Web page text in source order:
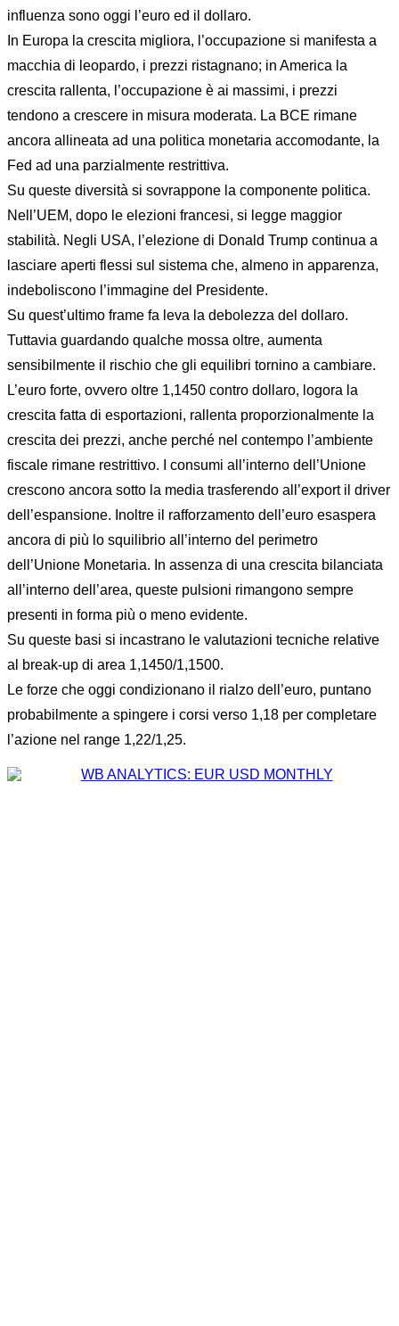
influenza sono oggi l’euro ed il dollaro.
In Europa la crescita migliora, l’occupazione si manifesta a
macchia di leopardo, i prezzi ristagnano; in America la
crescita rallenta, l’occupazione è ai massimi, i prezzi
tendono a crescere in misura moderata. La BCE rimane
ancora allineata ad una politica monetaria accomodante, la
Fed ad una parzialmente restrittiva.
Su queste diversità si sovrappone la componente politica.
Nell’UEM, dopo le elezioni francesi, si legge maggior
stabilità. Negli USA, l’elezione di Donald Trump continua a
lasciare aperti flessi sul sistema che, almeno in apparenza,
indeboliscono l’immagine del Presidente.
Su quest’ultimo frame fa leva la debolezza del dollaro.
Tuttavia guardando qualche mossa oltre, aumenta
sensibilmente il rischio che gli equilibri tornino a cambiare.
L’euro forte, ovvero oltre 1,1450 contro dollaro, logora la
crescita fatta di esportazioni, rallenta proporzionalmente la
crescita dei prezzi, anche perché nel contempo l’ambiente
fiscale rimane restrittivo. I consumi all’interno dell’Unione
crescono ancora sotto la media trasferendo all’export il driver
dell’espansione. Inoltre il rafforzamento dell’euro esaspera
ancora di più lo squilibrio all’interno del perimetro
dell’Unione Monetaria. In assenza di una crescita bilanciata
all’interno dell’area, queste pulsioni rimangono sempre
presenti in forma più o meno evidente.
Su queste basi si incastrano le valutazioni tecniche relative
al break-up di area 1,1450/1,1500.
Le forze che oggi condizionano il rialzo dell’euro, puntano
probabilmente a spingere i corsi verso 1,18 per completare
l’azione nel range 1,22/1,25.